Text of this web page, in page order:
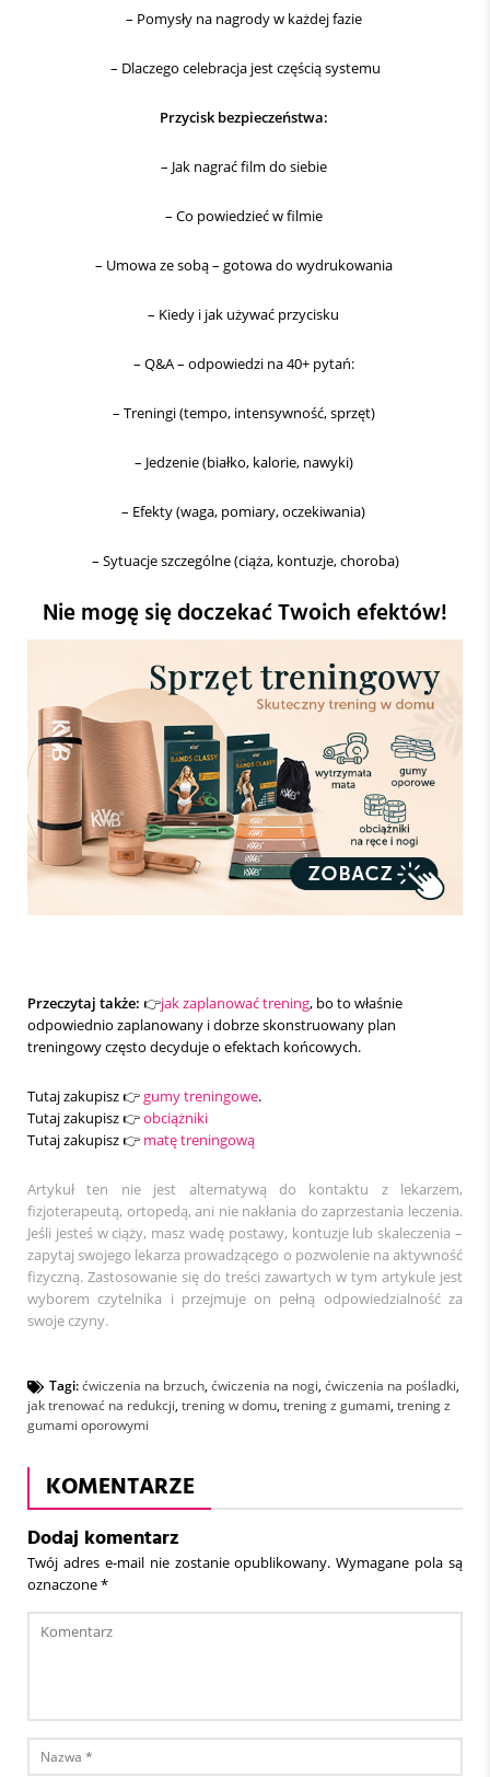
– Pomysły na nagrody w każdej fazie
– Dlaczego celebracja jest częścią systemu
Przycisk bezpieczeństwa:
– Jak nagrać film do siebie
– Co powiedzieć w filmie
– Umowa ze sobą – gotowa do wydrukowania
– Kiedy i jak używać przycisku
– Q&A – odpowiedzi na 40+ pytań:
– Treningi (tempo, intensywność, sprzęt)
– Jedzenie (białko, kalorie, nawyki)
– Efekty (waga, pomiary, oczekiwania)
– Sytuacje szczególne (ciąża, kontuzje, choroba)
Nie mogę się doczekać Twoich efektów!
Przeczytaj także: 👉jak zaplanować trening, bo to właśnie
odpowiednio zaplanowany i dobrze skonstruowany plan
treningowy często decyduje o efektach końcowych.
Tutaj zakupisz 👉gumy treningowe.
Tutaj zakupisz 👉obciążniki
Tutaj zakupisz 👉 matę treningową
Artykuł ten nie jest alternatywą do kontaktu z lekarzem,
fizjoterapeutą, ortopedą, ani nie nakłania do zaprzestania leczenia.
Jeśli jesteś w ciąży, masz wadę postawy, kontuzje lub skaleczenia –
zapytaj swojego lekarza prowadzącego o pozwolenie na aktywność
fizyczną. Zastosowanie się do treści zawartych w tym artykule jest
wyborem czytelnika i przejmuje on pełną odpowiedzialność za
swoje czyny.
Tagi:ćwiczenia na brzuch ćwiczenia na nogi ćwiczenia na pośladki
jak trenować na redukcji trening w domu trening z gumami trening z
gumami oporowymi
KOMENTARZE
Dodaj komentarz
Twój adres e-mail nie zostanie opublikowany. Wymagane pola są
oznaczone*